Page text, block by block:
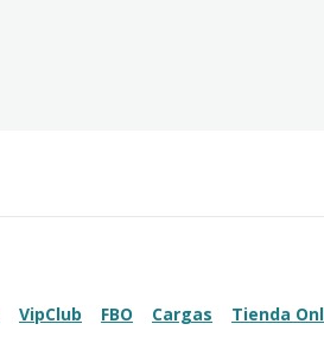
VipClub FBO Cargas Tienda